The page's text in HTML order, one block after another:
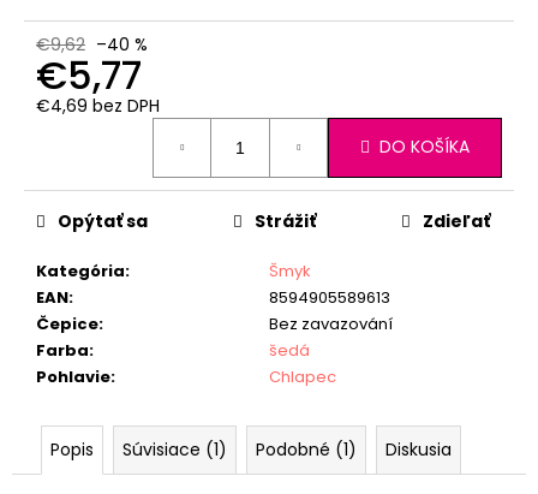
€9,62 –40 %
€5,77
€4,69 bez DPH
DO KOŠÍKA
Kategória:
Šmyk
EAN:
8594905589613
Čepice:
Bez zavazování
Farba:
šedá
Pohlavie: Chlapec
Opýtať sa Strážiť Zdieľať
Popis Súvisiace (1) Podobné (1) Diskusia